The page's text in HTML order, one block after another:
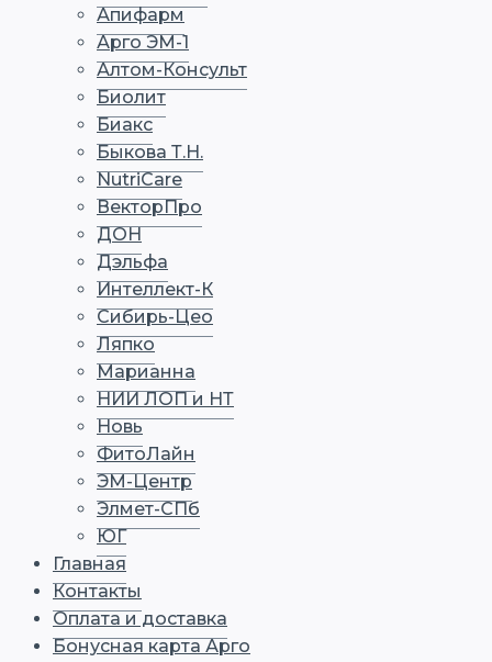
Апифарм
Арго ЭМ-1
Алтом-Консульт
Биолит
Биакс
Быкова Т.Н.
NutriCare
ВекторПро
ДОН
Дэльфа
Интеллект-К
Сибирь-Цео
Ляпко
Марианна
НИИ ЛОП и НТ
Новь
ФитоЛайн
ЭМ-Центр
Элмет-СПб
ЮГ
Главная
Контакты
Оплата и доставка
Бонусная карта Арго